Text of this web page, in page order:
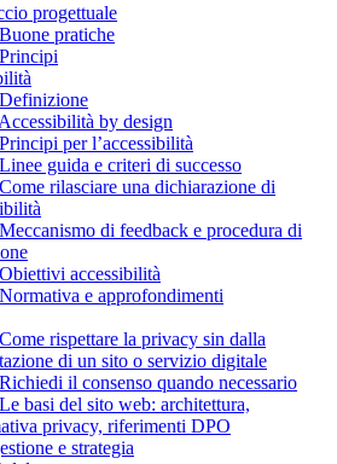
progettuale
pratiche
by design
per l’accessibilità
guida e criteri di successo
rilasciare una dichiarazione di
di feedback e procedura di
accessibilità
e approfondimenti
rispettare la privacy sin dalla
di un sito o servizio digitale
il consenso quando necessario
basi del sito web: architettura,
privacy, riferimenti DPO
e strategia